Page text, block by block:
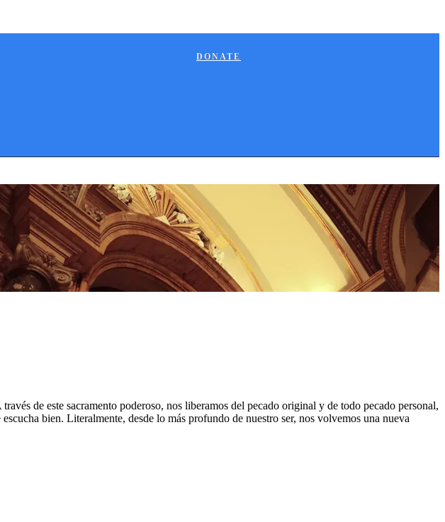
DONATE
de este sacramento poderoso, nos liberamos del pecado original y de todo pecado personal,
bien. Literalmente, desde lo más profundo de nuestro ser, nos volvemos una nueva